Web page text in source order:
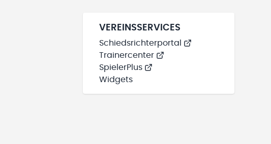
VEREINSSERVICES
Schiedsrichterportal
Trainercenter
SpielerPlus
Widgets